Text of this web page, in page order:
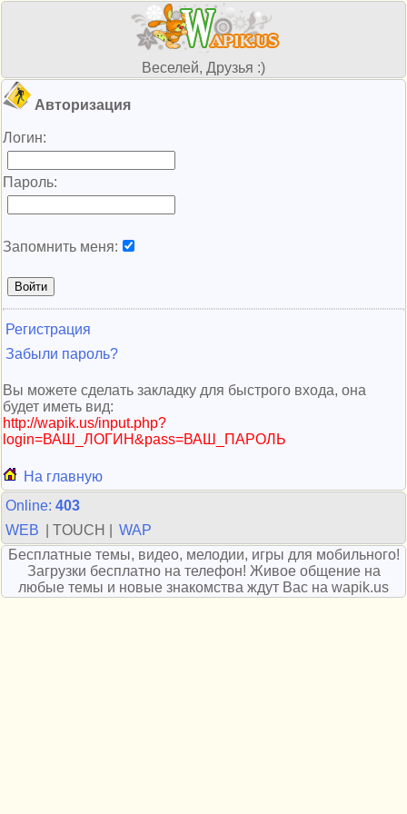
Веселей, Друзья :)
Авторизация
Логин:
Пароль:
Запомнить меня:
Регистрация
Забыли пароль?
Вы можете сделать закладку для быстрого входа, она
будет иметь вид:
http://wapik.us/input.php?
login=ВАШ_ЛОГИН&pass=ВАШ_ПАРОЛЬ
На главную
Online: 403
WEB
| TOUCH |
WAP
Бесплатные темы, видео, мелодии, игры для мобильного!
Загрузки бесплатно на телефон! Живое общение на
любые темы и новые знакомства ждут Вас на wapik.us